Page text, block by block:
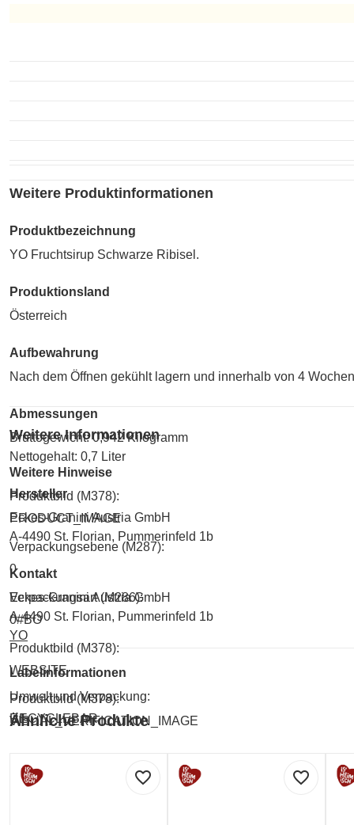
Weitere Produktinformationen
Produktbezeichnung
YO Fruchtsirup Schwarze Ribisel.
Produktionsland
Österreich
Aufbewahrung
Nach dem Öffnen gekühlt lagern und innerhalb von 4
Abmessungen
Bruttogewicht: 0,942 Kilogramm
Nettogehalt: 0,7 Liter
Hersteller
Eckes-Granini Austria GmbH
A-4490 St. Florian, Pummerinfeld 1b
Kontakt
Eckes-Granini Austria GmbH
A-4490 St. Florian, Pummerinfeld 1b
YO
Labelinformationen
Umwelt und Verpackung:
RECYCLEBAR
Weitere Informationen
Weitere Hinweise
Produktbild (M378):
PRODUCT_IMAGE
Verpackungsebene (M287):
0
Verpackungsart (M286):
0#BO
Produktbild (M378):
WEBSITE
Produktbild (M378):
VISUAL_VERIFICATION_IMAGE
Ähnliche Produkte
favorite_border favorite_border